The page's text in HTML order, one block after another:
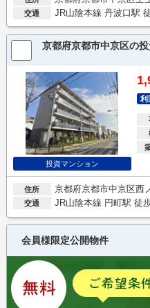
交通 JR山陰本線 丹波口駅
京都府京都市中京区の
投資マンション
利
住所 京都府京都市中京区西
交通 JR山陰本線 円町駅 徒
会員様限定公開物件